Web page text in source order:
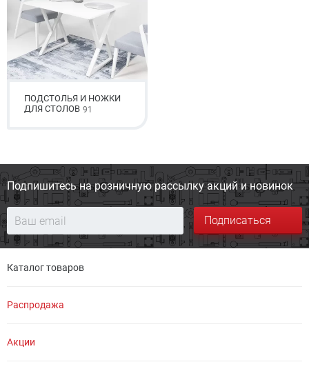
ПОДСТОЛЬЯ И НОЖКИ
ДЛЯ СТОЛОВ 91
Подпишитесь на розничную рассылку акций и новинок
Подписаться
Каталог товаров
Распродажа
Акции